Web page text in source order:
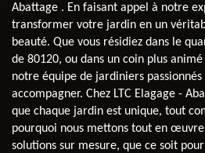
Abattage . En faisant appel à notre
transformer votre jardin en un
beauté. Que vous résidiez dans le
de 80120, ou dans un coin plus
notre équipe de jardiniers
accompagner. Chez LTC Elagage -
que chaque jardin est unique, tout
pourquoi nous mettons tout en
solutions sur mesure, que ce soit